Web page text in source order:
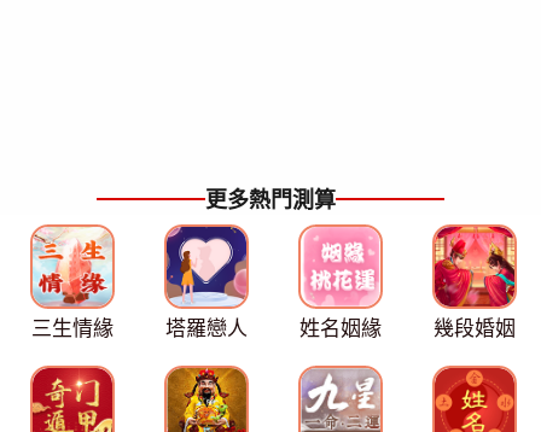
更多熱門測算
三生情緣 塔羅戀人 姓名姻緣 幾段婚姻